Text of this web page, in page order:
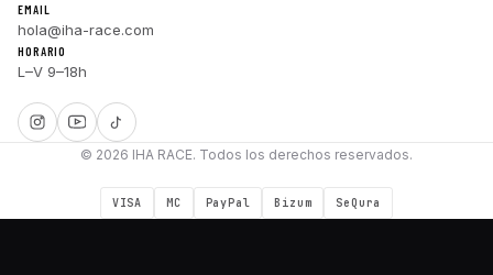
EMAIL
hola@iha-race.com
HORARIO
L–V 9–18h
© 2026 IHA RACE. Todos los derechos reservados.
VISA MC PayPal Bizum SeQura